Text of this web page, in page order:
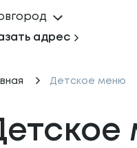
адрес
Детское меню